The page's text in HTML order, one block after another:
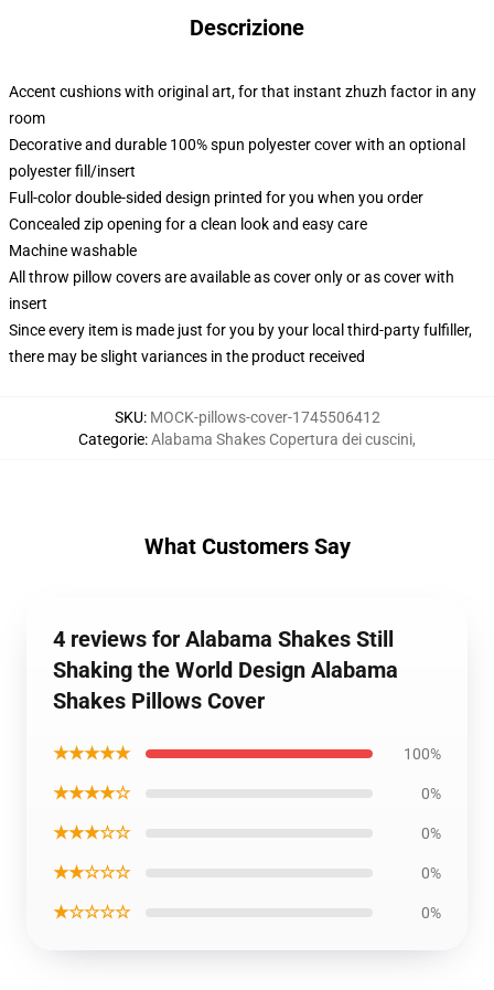
Descrizione
Accent cushions with original art, for that instant zhuzh factor in any
room
Decorative and durable 100% spun polyester cover with an optional
polyester fill/insert
Full-color double-sided design printed for you when you order
Concealed zip opening for a clean look and easy care
Machine washable
All throw pillow covers are available as cover only or as cover with
insert
Since every item is made just for you by your local third-party fulfiller,
there may be slight variances in the product received
SKU: MOCK-pillows-cover-1745506412
Categorie:Alabama Shakes Copertura dei cuscini,
What Customers Say
4 reviews for Alabama Shakes Still
Shaking the World Design Alabama
Shakes Pillows Cover
★★★★★ 100%
★★★★☆ 0%
★★★☆☆ 0%
★★☆☆☆ 0%
★☆☆☆☆ 0%